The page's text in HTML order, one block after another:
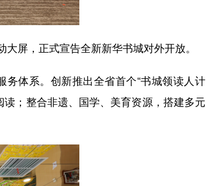
屏，正式宣告全新新华书城对外开放。
体系。创新推出全省首个“书城领读人计
；整合非遗、国学、美育资源，搭建多元